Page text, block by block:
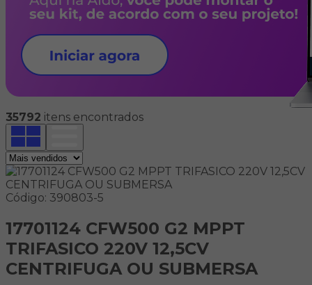
35792 itens encontrados
Código: 390803-5
17701124 CFW500 G2 MPPT
TRIFASICO 220V 12,5CV
CENTRIFUGA OU SUBMERSA